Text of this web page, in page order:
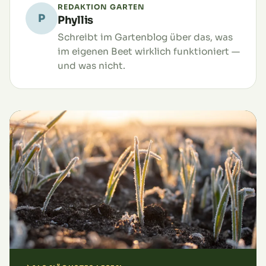
P
REDAKTION GARTEN
Phyllis
Schreibt im Gartenblog über das, was
im eigenen Beet wirklich funktioniert —
und was nicht.